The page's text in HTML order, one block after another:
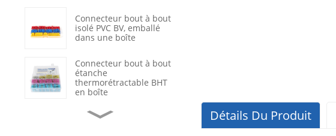
Connecteur bout à bout
isolé PVC BV, emballé
dans une boîte
Connecteur bout à bout
étanche
thermorétractable BHT
en boîte
Cosses à sertir
Détails Du Produit